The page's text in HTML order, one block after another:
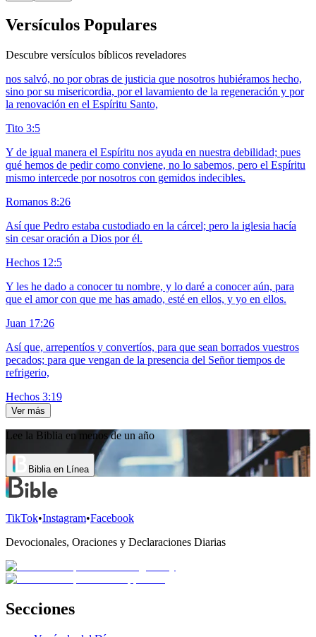
Versículos Populares
Descubre versículos bíblicos reveladores
nos salvó, no por obras de justicia que nosotros hubiéramos hecho,
sino por su misericordia, por el lavamiento de la regeneración y por
la renovación en el Espíritu Santo,
Tito 3:5
Y de igual manera el Espíritu nos ayuda en nuestra debilidad; pues
qué hemos de pedir como conviene, no lo sabemos, pero el Espíritu
mismo intercede por nosotros con gemidos indecibles.
Romanos 8:26
Así que Pedro estaba custodiado en la cárcel; pero la iglesia hacía
sin cesar oración a Dios por él.
Hechos 12:5
Y les he dado a conocer tu nombre, y lo daré a conocer aún, para
que el amor con que me has amado, esté en ellos, y yo en ellos.
Juan 17:26
Así que, arrepentíos y convertíos, para que sean borrados vuestros
pecados; para que vengan de la presencia del Señor tiempos de
refrigerio,
Hechos 3:19
Ver más
Lee la Biblia en menos de un año
Biblia en Línea
TikTok•Instagram•Facebook
Devocionales, Oraciones y Declaraciones Diarias
Secciones